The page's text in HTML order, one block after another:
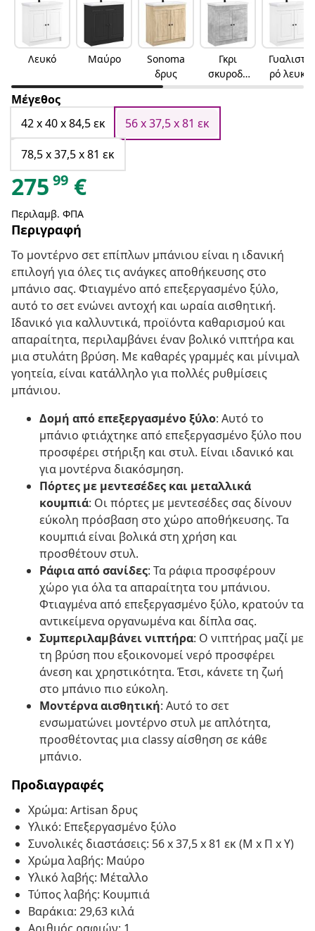
Λευκό Μαύρο
Sonoma
δρυς
Γκρι
σκυροδέ
ματος
Γυαλιστε
ρό λευκό
Μέγεθος
42 x 40 x 84,5 εκ
56 x 37,5 x 81 εκ
78,5 x 37,5 x 81 εκ
275 99 €
Περιλαμβ. ΦΠΑ
Περιγραφή
Το μοντέρνο σετ επίπλων μπάνιου είναι η ιδανική
επιλογή για όλες τις ανάγκες αποθήκευσης στο
μπάνιο σας. Φτιαγμένο από επεξεργασμένο ξύλο,
αυτό το σετ ενώνει αντοχή και ωραία αισθητική.
Ιδανικό για καλλυντικά, προϊόντα καθαρισμού και
απαραίτητα, περιλαμβάνει έναν βολικό νιπτήρα και
μια στυλάτη βρύση. Με καθαρές γραμμές και μίνιμαλ
γοητεία, είναι κατάλληλο για πολλές ρυθμίσεις
μπάνιου.
Δομή από επεξεργασμένο ξύλο: Αυτό το
μπάνιο φτιάχτηκε από επεξεργασμένο ξύλο που
προσφέρει στήριξη και στυλ. Είναι ιδανικό και
για μοντέρνα διακόσμηση.
Πόρτες με μεντεσέδες και μεταλλικά
κουμπιά: Οι πόρτες με μεντεσέδες σας δίνουν
εύκολη πρόσβαση στο χώρο αποθήκευσης. Τα
κουμπιά είναι βολικά στη χρήση και
προσθέτουν στυλ.
Ράφια από σανίδες: Τα ράφια προσφέρουν
χώρο για όλα τα απαραίτητα του μπάνιου.
Φτιαγμένα από επεξεργασμένο ξύλο, κρατούν τα
αντικείμενα οργανωμένα και δίπλα σας.
Συμπεριλαμβάνει νιπτήρα: Ο νιπτήρας μαζί με
τη βρύση που εξοικονομεί νερό προσφέρει
άνεση και χρηστικότητα. Έτσι, κάνετε τη ζωή
στο μπάνιο πιο εύκολη.
Μοντέρνα αισθητική: Αυτό το σετ
ενσωματώνει μοντέρνο στυλ με απλότητα,
προσθέτοντας μια classy αίσθηση σε κάθε
μπάνιο.
Προδιαγραφές
Χρώμα: Artisan δρυς
Υλικό: Επεξεργασμένο ξύλο
Συνολικές διαστάσεις: 56 x 37,5 x 81 εκ (Μ x Π x Υ)
Χρώμα λαβής: Μαύρο
Υλικό λαβής: Μέταλλο
Τύπος λαβής: Κουμπιά
Βαράκια: 29,63 κιλά